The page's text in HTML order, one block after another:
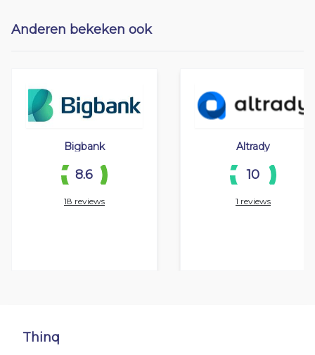
Thinq
Anderen bekeken ook
Bigbank
8.6
18 reviews
Altrady
10
1 reviews